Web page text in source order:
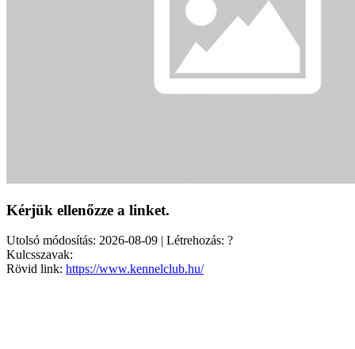
Kérjük ellenőzze a linket.
Utolsó módosítás: 2026-08-09 | Létrehozás: ?
Kulcsszavak:
Rövid link: https://www.kennelclub.hu/